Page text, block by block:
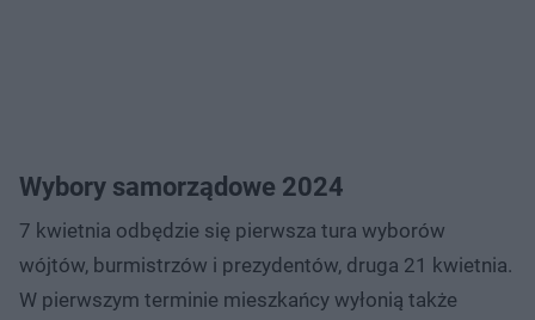
Wybory samorządowe 2024
7 kwietnia odbędzie się pierwsza tura wyborów
wójtów, burmistrzów i prezydentów, druga 21 kwietnia.
W pierwszym terminie mieszkańcy wyłonią także